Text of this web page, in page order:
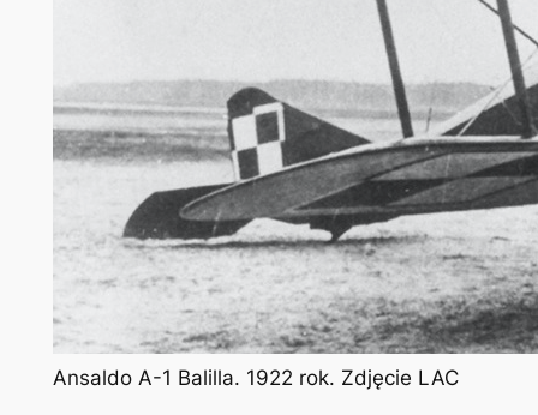
Ansaldo A-1 Balilla. 1922 rok. Zdjęcie LAC